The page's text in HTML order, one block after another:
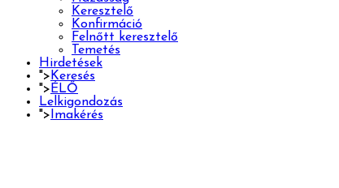
Keresztelő
Konfirmáció
Felnőtt keresztelő
Temetés
Hirdetések
"> Keresés
"> ÉLŐ
Lelkigondozás
"> Imakérés